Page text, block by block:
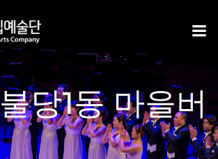
content
당1동 마을버